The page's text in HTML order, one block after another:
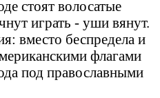
стоят волосатые
играть - уши вянут.
вместо беспредела и
флагами
под православными